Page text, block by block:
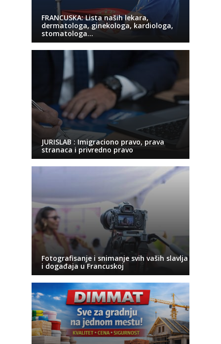
FRANCUSKA: Lista naših lekara,
dermatologa, ginekologa, kardiologa,
stomatologa…
JURISLAB : Imigraciono pravo, prava
stranaca i privredno pravo
Fotografisanje i snimanje svih vaših slavlja
i događaja u Francuskoj